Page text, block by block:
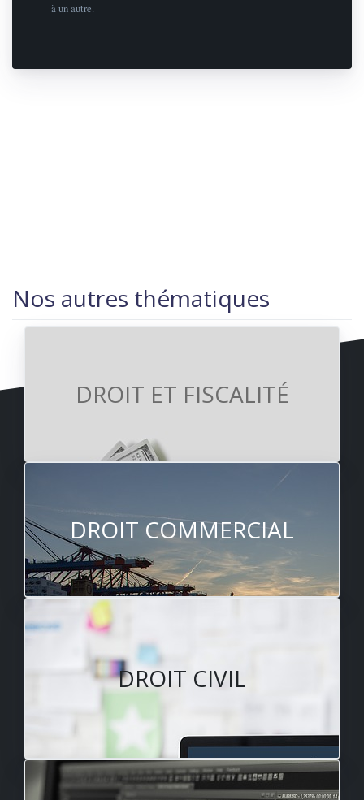
à un autre.
Nos autres thématiques
DROIT ET FISCALITÉ
DROIT COMMERCIAL
DROIT CIVIL